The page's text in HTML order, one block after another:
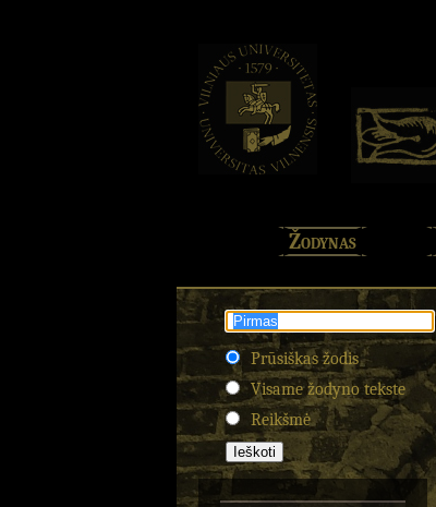
Žodynas
Prūsiškas žodis
Visame žodyno tekste
Reikšmė